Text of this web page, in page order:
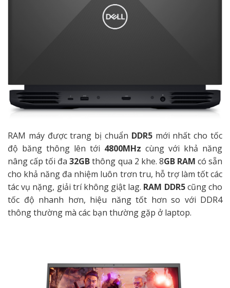
RAM máy được trang bị chuẩn DDR5mới nhất cho tốc
độ băng thông lên tới 4800MHz cùng với khả năng
nâng cấp tối đa32GBthông qua 2 khe. 8GB RAM có sẵn
cho khả năng đa nhiệm luôn trơn tru, hỗ trợ làm tốt các
tác vụ nặng, giải trí không giật lag. RAM DDR5cũng cho
tốc độ nhanh hơn, hiệu năng tốt hơn so với DDR4
thông thường mà các bạn thường gặp ở laptop.